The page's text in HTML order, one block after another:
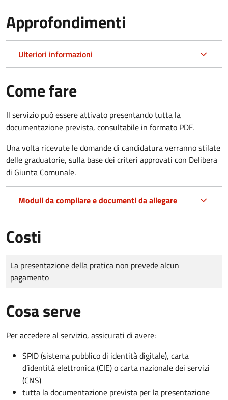
Approfondimenti
Ulteriori informazioni
Come fare
Il servizio può essere attivato presentando tutta la
documentazione prevista, consultabile in formato PDF.
Una volta ricevute le domande di candidatura verranno stilate
delle graduatorie, sulla base dei criteri approvati con Delibera
di Giunta Comunale.
Moduli da compilare e documenti da allegare
Costi
Tipo di pagamento
Importo
La presentazione della pratica non prevede alcun
pagamento
Cosa serve
Per accedere al servizio, assicurati di avere:
SPID (sistema pubblico di identità digitale), carta
d’identità elettronica (CIE) o carta nazionale dei servizi
(CNS)
tutta la documentazione prevista per la presentazione